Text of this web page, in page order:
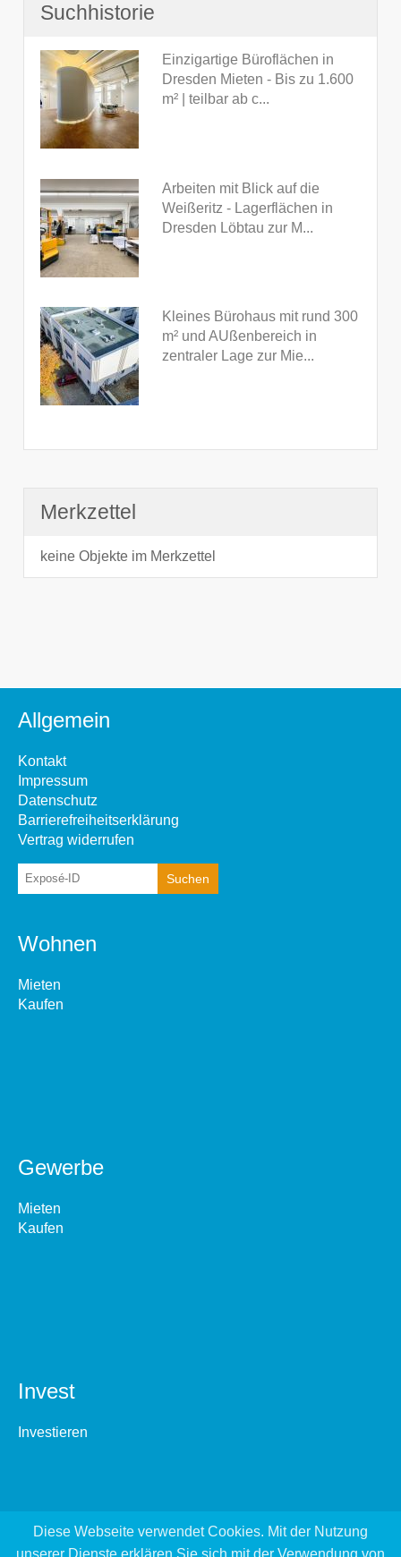
Suchhistorie
Einzigartige Büroflächen in
Dresden Mieten - Bis zu 1.600
m² | teilbar ab c...
Arbeiten mit Blick auf die
Weißeritz - Lagerflächen in
Dresden Löbtau zur M...
Kleines Bürohaus mit rund 300
m² und AUßenbereich in
zentraler Lage zur Mie...
Merkzettel
keine Objekte im Merkzettel
Allgemein
Kontakt
Impressum
Datenschutz
Barrierefreiheitserklärung
Vertrag widerrufen
Wohnen
Mieten
Kaufen
Gewerbe
Mieten
Kaufen
Invest
Investieren
Diese Webseite verwendet Cookies. Mit der Nutzung
unserer Dienste erklären Sie sich mit der Verwendung von